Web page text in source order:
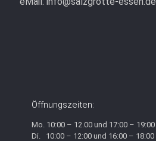
Öffnungszeiten:
Mo. 10:00 – 12.00 und 17:00 – 19:00
Di. 10:00 – 12:00 und 16:00 – 18:00